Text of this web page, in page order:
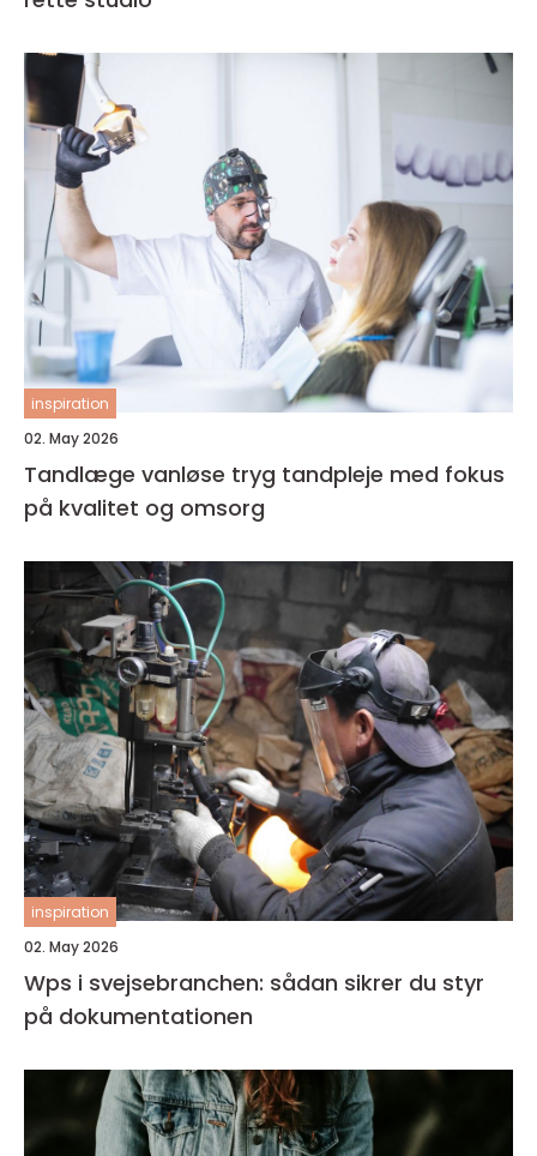
inspiration
02. May 2026
Tandlæge vanløse tryg tandpleje med fokus
på kvalitet og omsorg
inspiration
02. May 2026
Wps i svejsebranchen: sådan sikrer du styr
på dokumentationen